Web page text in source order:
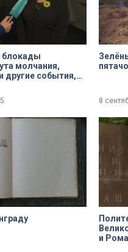
блокады
молчания,
другие события,
8
и Роман Панов, ведущий специалист